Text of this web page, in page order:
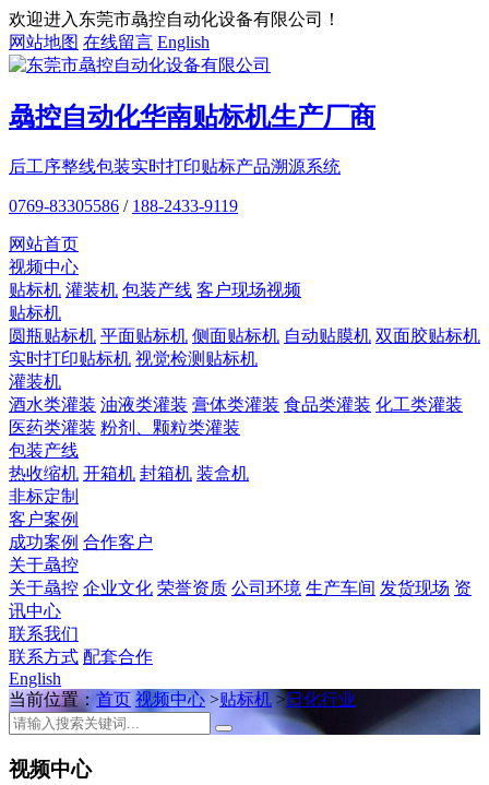
欢迎进入东莞市骉控自动化设备有限公司！
网站地图 在线留言 English
骉控自动化华南贴标机生产厂商
后工序整线包装实时打印贴标产品溯源系统
0769-83305586 / 188-2433-9119
网站首页
视频中心
贴标机 灌装机 包装产线 客户现场视频
贴标机
圆瓶贴标机 平面贴标机 侧面贴标机 自动贴膜机 双面胶贴标机
实时打印贴标机 视觉检测贴标机
灌装机
酒水类灌装 油液类灌装 膏体类灌装 食品类灌装 化工类灌装
医药类灌装 粉剂、颗粒类灌装
包装产线
热收缩机 开箱机 封箱机 装盒机
非标定制
客户案例
成功案例 合作客户
关于骉控
关于骉控 企业文化 荣誉资质 公司环境 生产车间 发货现场 资
讯中心
联系我们
联系方式 配套合作
English
当前位置： 首页 视频中心 >贴标机 >日化行业
视频中心